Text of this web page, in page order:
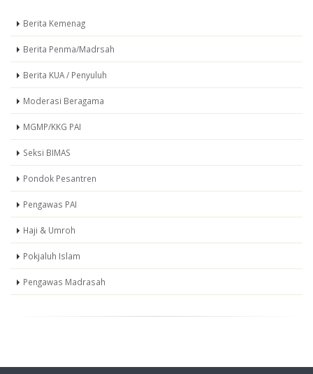
Berita Kemenag
Berita Penma/Madrsah
Berita KUA / Penyuluh
Moderasi Beragama
MGMP/KKG PAI
Seksi BIMAS
Pondok Pesantren
Pengawas PAI
Haji & Umroh
Pokjaluh Islam
Pengawas Madrasah